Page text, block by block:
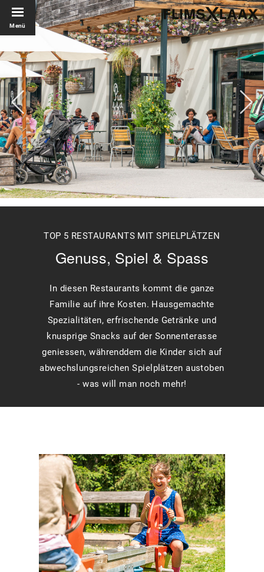
Menü
TOP 5 RESTAURANTS MIT SPIELPLÄTZEN
Genuss, Spiel & Spass
In diesen Restaurants kommt die ganze
Familie auf ihre Kosten. Hausgemachte
Spezialitäten, erfrischende Getränke und
knusprige Snacks auf der Sonnenterasse
geniessen, währenddem die Kinder sich auf
abwechslungsreichen Spielplätzen austoben
- was will man noch mehr!